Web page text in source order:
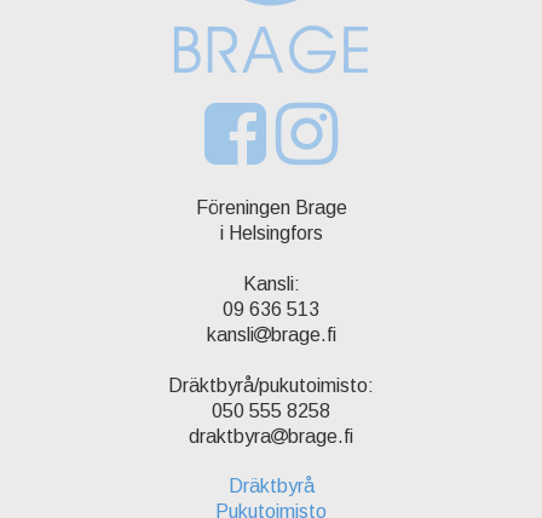
Föreningen Brage
i Helsingfors
Kansli:
09 636 513
kansli
brage.fi
Dräktbyrå/pukutoimisto:
050 555 8258
draktbyra
brage.fi
Dräktbyrå
Pukutoimisto